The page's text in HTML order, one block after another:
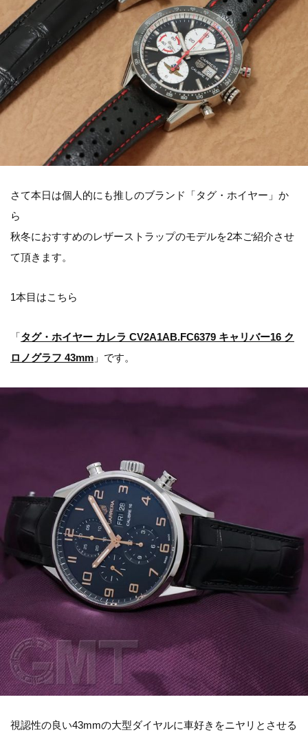
さて本日は個人的にも推しのブランド「タグ・ホイヤー」か
ら
秋冬におすすめのレザーストラップのモデルを2本ご紹介させ
て頂きます。
1本目はこちら
「タグ・ホイヤー カレラ CV2A1AB.FC6379 キャリバー16 ク
ロノグラフ 43mm 」です。
視認性の良い43mmの大型ダイヤルに車好きをニヤリとさせる